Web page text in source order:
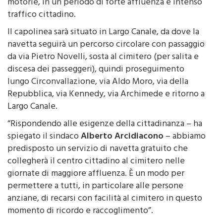
traffico cittadino.
Il capolinea sarà situato in Largo Canale, da dove la
navetta seguirà un percorso circolare con passaggio
da via Pietro Novelli, sosta al cimitero (per salita e
discesa dei passeggeri), quindi proseguimento
lungo Circonvallazione, via Aldo Moro, via della
Repubblica, via Kennedy, via Archimede e ritorno a
Largo Canale.
“Rispondendo alle esigenze della cittadinanza – ha
spiegato il sindacoAlberto Arcidiacono– abbiamo
predisposto un servizio di navetta gratuito che
collegherà il centro cittadino al cimitero nelle
giornate di maggiore affluenza. È un modo per
permettere a tutti, in particolare alle persone
anziane, di recarsi con facilità al cimitero in questo
momento di ricordo e raccoglimento”.